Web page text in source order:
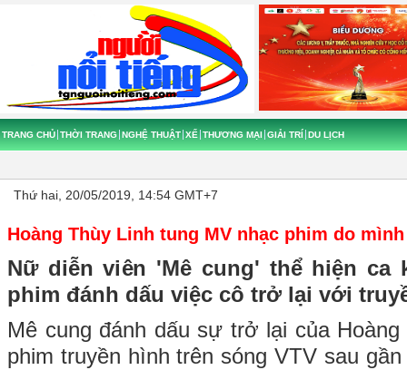
TRANG CHỦ THỜI TRANG NGHỆ THUẬT XẾ THƯƠNG MẠI GIẢI TRÍ DU LỊCH
Thứ hai, 20/05/2019, 14:54 GMT+7
Hoàng Thùy Linh tung MV nhạc phim do
Nữ diễn viên 'Mê cung' thể hiện ca
phim đánh dấu việc cô trở lại với
Mê cung đánh dấu sự trở lại của
phim truyền hình trên sóng VTV sau